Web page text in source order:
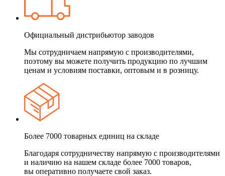
Официальный дистрибьютор заводов
Мы сотрудничаем напрямую с производителями,
поэтому вы можете получить продукцию по лучшим
ценам и условиям поставки, оптовым и в розницу.
Более 7000 товарных единиц на складе
Благодаря сотрудничеству напрямую с производителями
и наличию на нашем складе более 7000 товаров,
вы оперативно получаете свой заказ.